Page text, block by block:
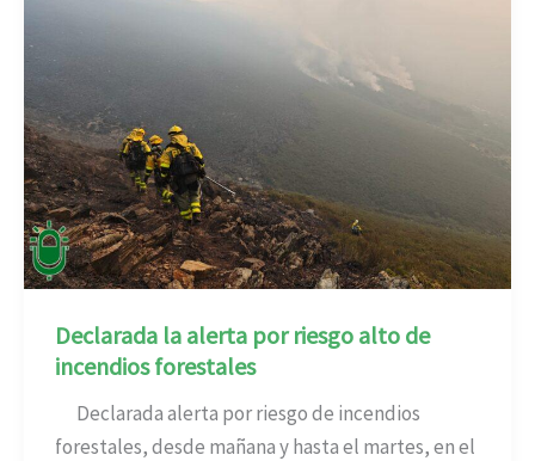
Declarada la alerta por riesgo alto de
incendios forestales
Declarada alerta por riesgo de incendios
forestales, desde mañana y hasta el martes, en el